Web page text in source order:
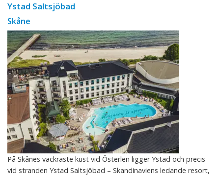
Ystad Saltsjöbad
Skåne
På Skånes vackraste kust vid Österlen ligger Ystad och precis
vid stranden Ystad Saltsjöbad – Skandinaviens ledande resort,